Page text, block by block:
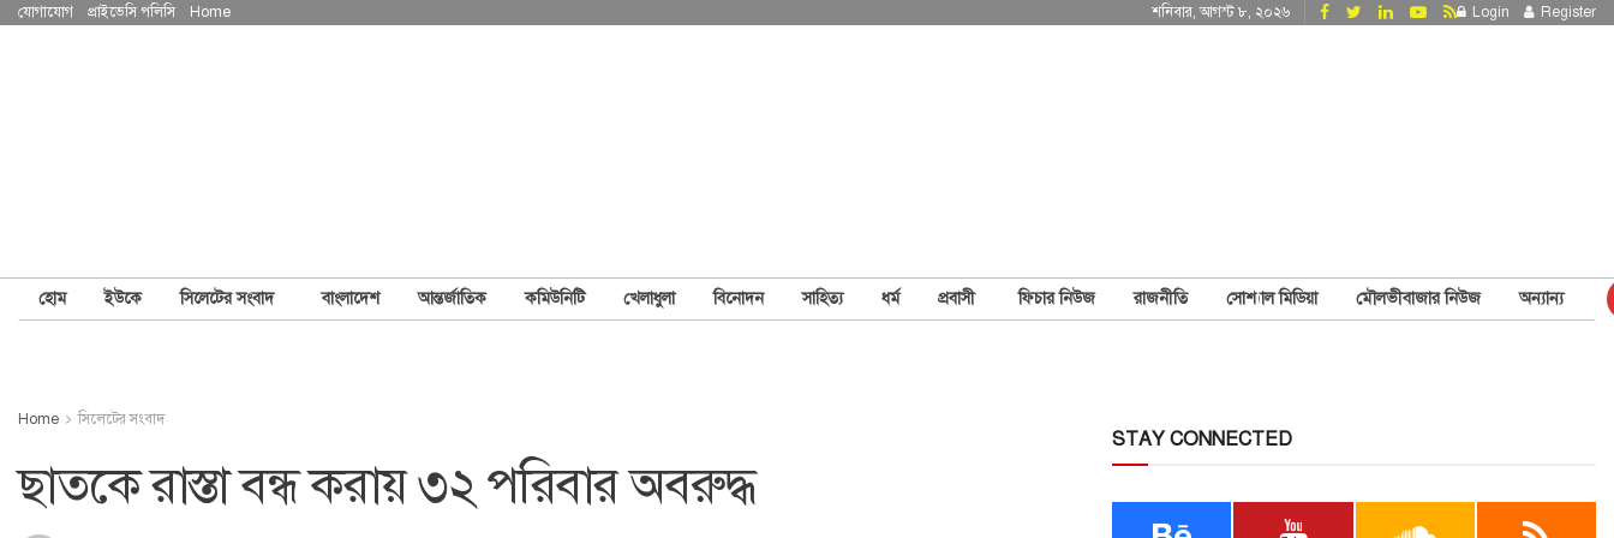
যোগাযোগ প্রাইভেসি পলিসি Home শনিবার, আগস্ট ৮, ২০২৬ Login Register
হোম ইউকে সিলেটের সংবাদ বাংলাদেশ আন্তর্জাতিক কমিউনিটি খেলাধুলা বিনোদন সাহিত্য ধর্ম প্রবাসী ফিচার নিউজ রাজনীতি সোশ্যাল মিডিয়া মৌলভীবাজার নিউজ অন্যান্য
Home সিলেটের সংবাদ
ছাতকে রাস্তা বন্ধ করায় ৩২ পরিবার অবরুদ্ধ
STAY CONNECTED